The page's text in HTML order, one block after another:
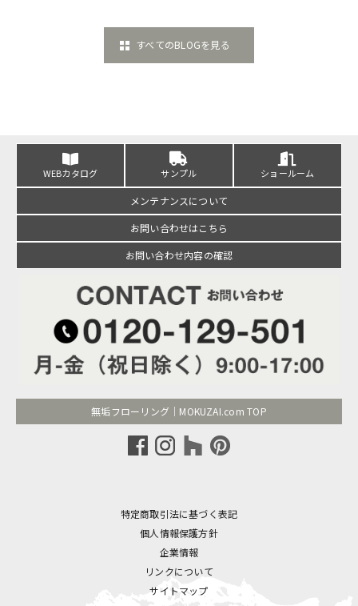
すべてのBLOGを見る
WEBカタログ サンプル ショールーム
メンテナンスについて
お問い合わせはこちら
お問い合わせ内容の確認
無垢フローリング｜MOKUZAI.com TOP
特定商取引法に基づく表記
個人情報保護方針
企業情報
リンクについて
サイトマップ